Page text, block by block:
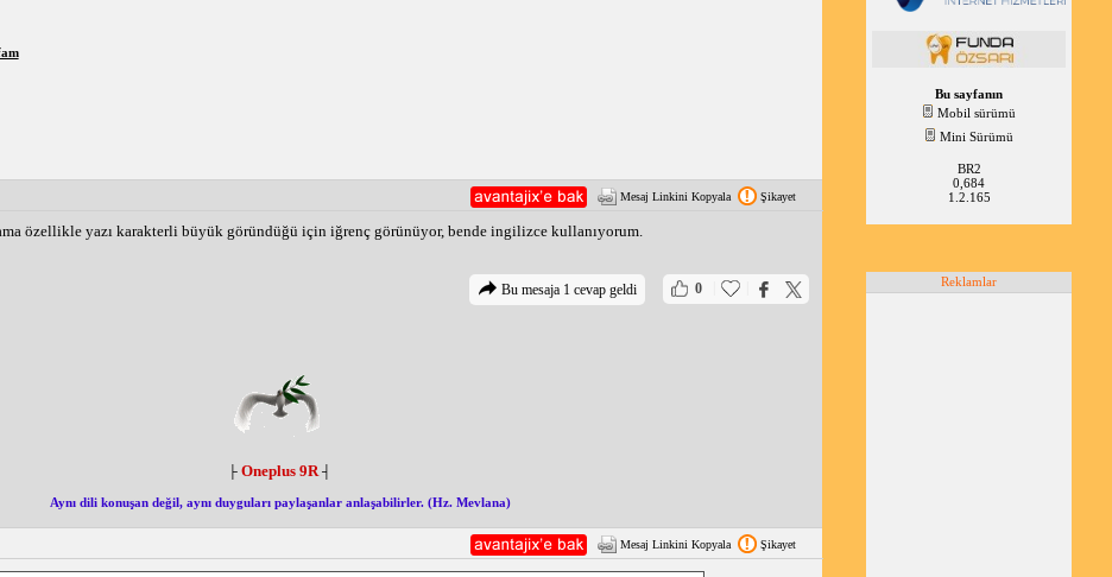
çevirmek için Türkçe dil paketini yükleyebilirsin. Yukarıdaki adımları takip ederek Foxit
Mesaj Linkini Kopyala Şikayet
özellikle yazı karakterli büyük göründüğü için iğrenç görünüyor, bende ingilizce kullanıyorum.
0
Bu mesaja 1 cevap geldi
├ Oneplus 9R ┤
Aynı dili konuşan değil, aynı duyguları paylaşanlar anlaşabilirler. (Hz. Mevlana)
Mesaj Linkini Kopyala Şikayet
Bu sayfanın
Mobil sürümü
Mini Sürümü
BR2
0,684
1.2.165
Reklamlar